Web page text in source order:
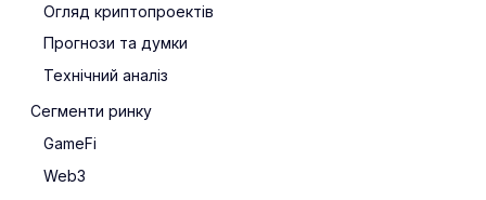
Огляд криптопроектів
Прогнози та думки
Технічний аналіз
Сегменти ринку
GameFi
Web3